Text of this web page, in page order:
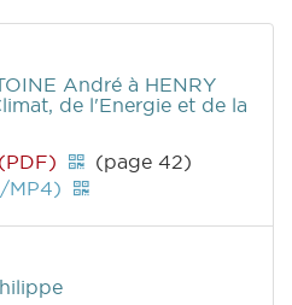
André à HENRY
de l'Energie et de la
(page 42)
MP4)